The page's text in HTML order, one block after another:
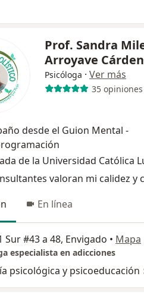
Prof. Sandra
Arroyave
Psicóloga · Ver más
35 opiniones
desde el Guion Mental -
de la Universidad Católica
valoran mi calidez y
En línea
Sur #43 a 48, Envigado • Mapa
especialista en adicciones
psicológica y psicoeducación